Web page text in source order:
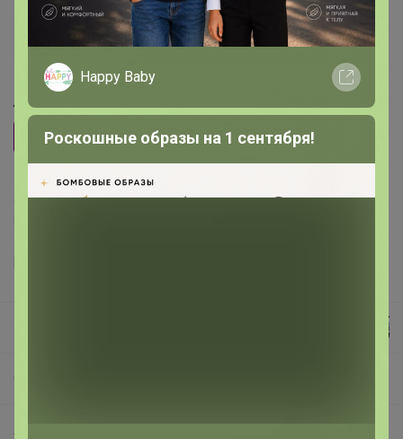
В наличии!
Уже находится у организатора
Арт
S20.2.3(s)
Делая заказ, Вы подтверждаете что ознакомлены с
Альбомы / листы (М)
Happy Baby
Роскошные образы на 1 сентября!